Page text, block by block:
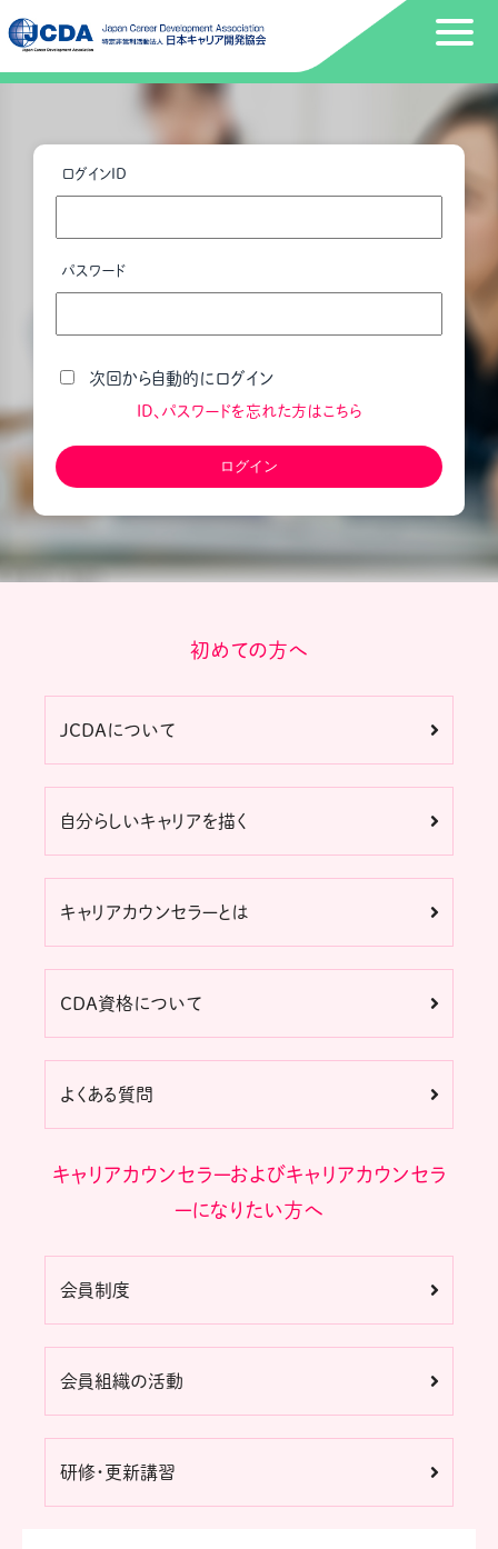
ログインID
パスワード
次回から自動的にログイン
ID、パスワードを忘れた方はこちら
初めての方へ
JCDAについて
自分らしいキャリアを描く
キャリアカウンセラーとは
CDA資格について
よくある質問
キャリアカウンセラーおよびキャリアカウンセラ
ーになりたい方へ
会員制度
会員組織の活動
研修・更新講習